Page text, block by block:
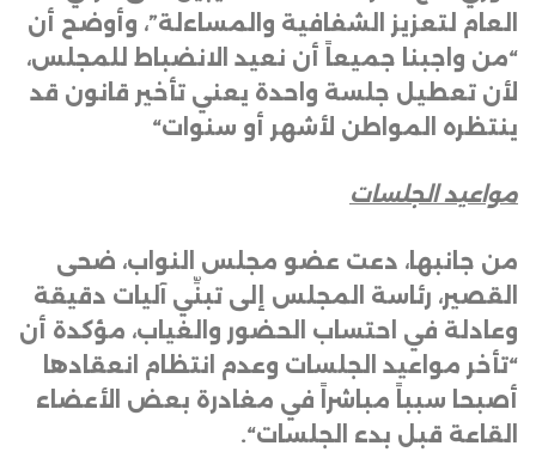
العام لتعزيز الشفافية والمساءلة”، وأوضح أن
“من واجبنا جميعاً أن نعيد الانضباط للمجلس،
لأن تعطيل جلسة واحدة يعني تأخير قانون قد
ينتظره المواطن لأشهر أو سنوات“
مواعيد الجلسات
من جانبها، دعت عضو مجلس النواب، ضحى
القصير، رئاسة المجلس إلى تبنِّي آليات دقيقة
وعادلة في احتساب الحضور والغياب، مؤكدة أن
“تأخر مواعيد الجلسات وعدم انتظام انعقادها
أصبحا سبباً مباشراً في مغادرة بعض الأعضاء
القاعة قبل بدء الجلسات“.